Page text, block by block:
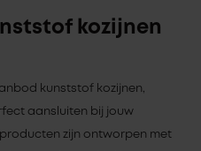
kozijnen
kunststof kozijnen,
aansluiten bij jouw
zijn ontworpen met